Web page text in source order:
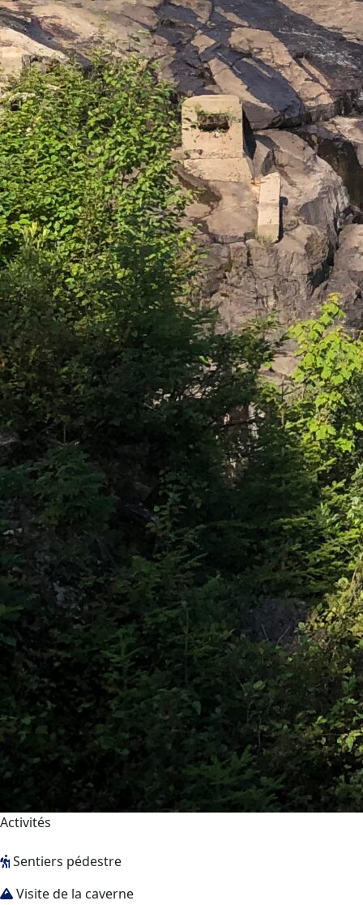
Activités
Sentiers pédestre
Visite de la caverne